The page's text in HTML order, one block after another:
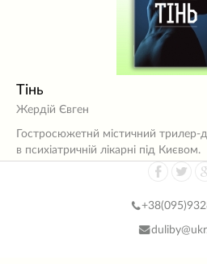
Тінь
Жердій Євген
Гостросюжетнй містичний трилер-
в психіатричній лікарні під Києвом.
+38(